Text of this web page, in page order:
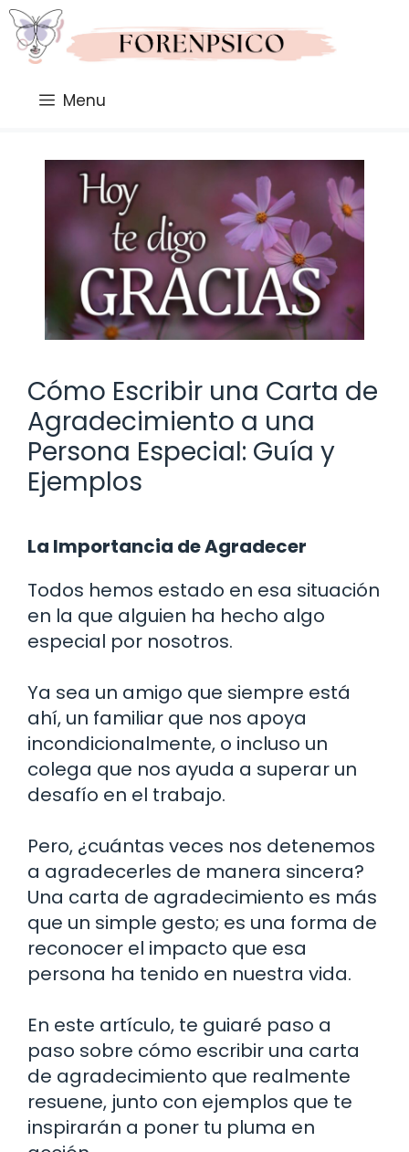
Saltar
al
contenido
Menu
Cómo Escribir una Carta de
Agradecimiento a una
Persona Especial: Guía y
Ejemplos
La Importancia de Agradecer
Todos hemos estado en esa situación
en la que alguien ha hecho algo
especial por nosotros.
Ya sea un amigo que siempre está
ahí, un familiar que nos apoya
incondicionalmente, o incluso un
colega que nos ayuda a superar un
desafío en el trabajo.
Pero, ¿cuántas veces nos detenemos
a agradecerles de manera sincera?
Una carta de agradecimiento es más
que un simple gesto; es una forma de
reconocer el impacto que esa
persona ha tenido en nuestra vida.
En este artículo, te guiaré paso a
paso sobre cómo escribir una carta
de agradecimiento que realmente
resuene, junto con ejemplos que te
inspirarán a poner tu pluma en